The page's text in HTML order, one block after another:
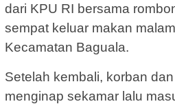
dari KPU RI bersama
sempat keluar makan
Kecamatan Baguala.
Setelah kembali, korban
menginap sekamar lalu